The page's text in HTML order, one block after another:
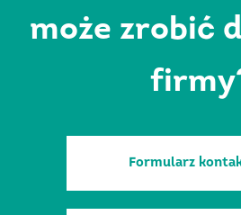
może zrobić
Formularz